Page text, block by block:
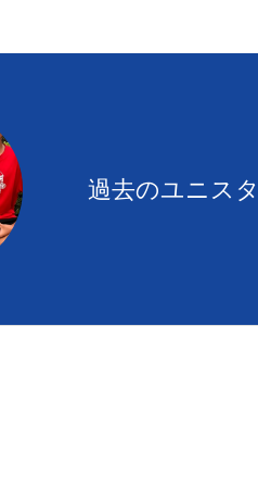
過去のユニス